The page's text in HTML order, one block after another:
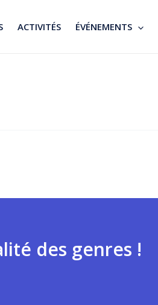
ACTIVITÉS ÉVÉNEMENTS
des genres !